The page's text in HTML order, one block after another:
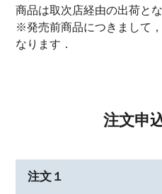
商品は取次店経由の出荷とな
※発売前商品につきまして
なります．
注文申
注文１